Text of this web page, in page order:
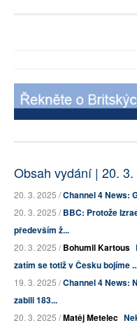
Obsah vydání | 20.
20. 3. 2025 /Channel 4 News:
20. 3. 2025 /BBC: Protože
především ž...
20. 3. 2025 /Bohumil Kartous
zatím se totiž v Česku bojíme
19. 3. 2025 /Channel 4 News:
zabili 183...
20. 3. 2025 /Matěj Metelec